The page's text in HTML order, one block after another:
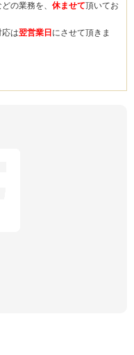
の業務を、 休ませて頂いてお
は翌営業日 にさせて頂きま